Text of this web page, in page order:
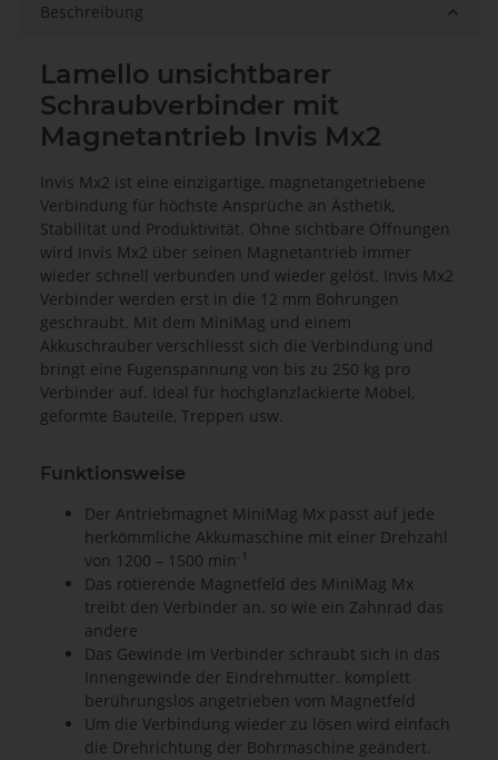
Beschreibung
Lamello unsichtbarer
Schraubverbinder mit
Magnetantrieb Invis Mx2
Invis Mx2 ist eine einzigartige, magnetangetriebene
Verbindung für höchste Ansprüche an Ästhetik,
Stabilität und Produktivität. Ohne sichtbare Öffnungen
wird Invis Mx2 über seinen Magnetantrieb immer
wieder schnell verbunden und wieder gelöst. Invis Mx2
Verbinder werden erst in die 12 mm Bohrungen
geschraubt. Mit dem MiniMag und einem
Akkuschrauber verschliesst sich die Verbindung und
bringt eine Fugenspannung von bis zu 250 kg pro
Verbinder auf. Ideal für hochglanzlackierte Möbel,
geformte Bauteile, Treppen usw.
Funktionsweise
Der Antriebmagnet MiniMag Mx passt auf jede
herkömmliche Akkumaschine mit einer Drehzahl
von 1200 – 1500 min -1
Das rotierende Magnetfeld des MiniMag Mx
treibt den Verbinder an. so wie ein Zahnrad das
andere
Das Gewinde im Verbinder schraubt sich in das
Innengewinde der Eindrehmutter. komplett
berührungslos angetrieben vom Magnetfeld
Um die Verbindung wieder zu lösen wird einfach
die Drehrichtung der Bohrmaschine geändert.